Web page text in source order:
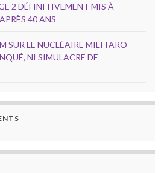
2 DÉFINITIVEMENT MIS À
40 ANS
SUR LE NUCLÉAIRE MILITARO-
NI SIMULACRE DE